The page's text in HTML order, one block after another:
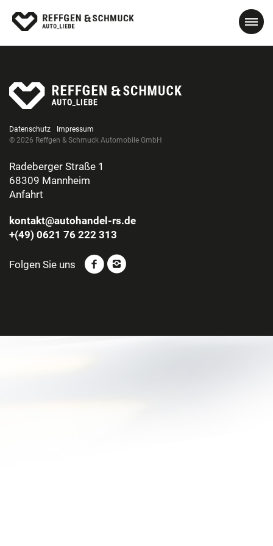
Datenschutz
Impressum
© 2026 Reffgen & Schmuck Automobile GmbH
Radeberger Straße 1
68309 Mannheim
Anfahrt
kontakt@autohandel-rs.de
+(49) 0621 76 222 313
Folgen Sie uns